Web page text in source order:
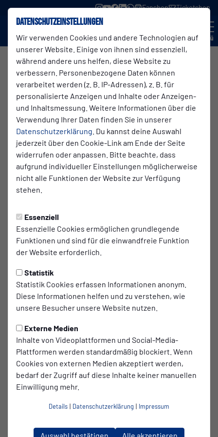
Datenschutzeinstellungen
Wir verwenden Cookies und andere Technologien auf
unserer Website. Einige von ihnen sind essenziell,
während andere uns helfen, diese Website zu
verbessern. Personenbezogene Daten können
verarbeitet werden (z. B. IP-Adressen), z. B. für
personalisierte Anzeigen und Inhalte oder Anzeigen-
und Inhaltsmessung. Weitere Informationen über die
Verwendung Ihrer Daten finden Sie in unserer
Datenschutzerklärung . Du kannst deine Auswahl
jederzeit über den Cookie-Link am Ende der Seite
widerrufen oder anpassen. Bitte beachte, dass
aufgrund individueller Einstellungen möglicherweise
nicht alle Funktionen der Website zur Verfügung
stehen.
Essenziell
Essenzielle Cookies ermöglichen grundlegende
Funktionen und sind für die einwandfreie Funktion
der Website erforderlich.
Statistik
Statistik Cookies erfassen Informationen anonym.
Diese Informationen helfen und zu verstehen, wie
unsere Besucher unsere Website nutzen.
Externe Medien
Inhalte von Videoplattformen und Social-Media-
Plattformen werden standardmäßig blockiert. Wenn
Cookies von externen Medien akzeptiert werden,
bedarf der Zugriff auf diese Inhalte keiner manuellen
Einwilligung mehr.
Details | Datenschutzerklärung | Impressum
Fanshop Ticketshop
Menü
ICD Industrial Computer Design
e.K.
ICD Werbestudio (Industrial Computer Design)
erfahrener Full-Service-Dienstleister für Werbetechnik
und Drucklösungen.
Das Unternehmen bietet
alles rund um Werbung aus einer
Fahrzeugbeschriftungen und Werbeanlagen inklusive
hochwertige Umsetzung
Mit dieser professionellen und lösungsorientierten
Arbeitsweise passt ICD Werbestudio perfekt zu uns als
Qualität und eine starke Außendarstellung.
Umso mehr freuen wir uns, mit ICD einen Partner an
unserer Seite zu haben, der unsere Marke sichtbar macht
und unsere Entwicklung unterstützt.